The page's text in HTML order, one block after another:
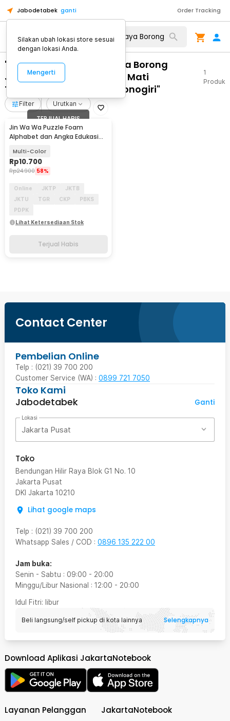
Jabodetabek ganti Order Tracking
"WA 0859 3970 0884 Biaya Borong
Jendela Aluminium Kaca Mati
Terpercaya Tirtomoyo Wonogiri"
1
Produk
Filter Urutkan
TERJUAL HABIS
Jin Wa Wa Puzzle Foam
Alphabet dan Angka Edukasi
Multi-Color
Rp10.700
Rp24.900 58%
Online JKTP
JKTB
JKTU
TGR CKP
PBKS
PDPK
Lihat Ketersediaan Stok
Terjual Habis
Contact Center
Pembelian Online
Telp : (021) 39 700 200
Customer Service (WA) : 0899 721 7050
Toko Kami
Jabodetabek
Ganti
Lokasi
Jakarta Pusat
Toko
Bendungan Hilir Raya Blok G1 No. 10
Jakarta Pusat
DKI Jakarta 10210
Lihat google maps
Telp : (021) 39 700 200
Whatsapp Sales / COD : 0896 135 222 00
Jam buka:
Senin - Sabtu : 09:00 - 20:00
Minggu/Libur Nasional : 12:00 - 20:00
Idul Fitri: libur
Beli langsung/self pickup di kota lainnya Selengkapnya
Download Aplikasi JakartaNotebook
Layanan Pelanggan JakartaNotebook
Silakan ubah lokasi store sesuai
dengan lokasi Anda.
Mengerti